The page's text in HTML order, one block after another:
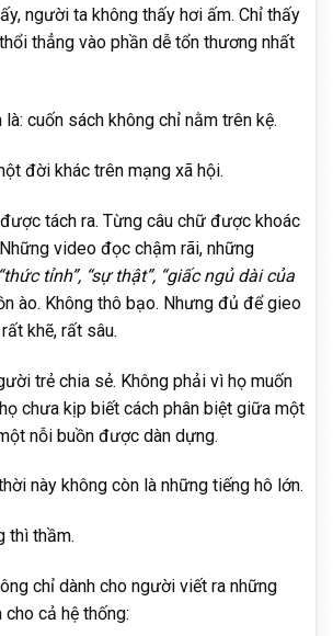
người ta không thấy hơi ấm. Chỉ thấy
thẳng vào phần dễ tổn thương nhất
cuốn sách không chỉ nằm trên kệ.
đời khác trên mạng xã hội.
tách ra. Từng câu chữ được khoác
video đọc chậm rãi, những
“thức tỉnh”, “sự thật”, “giấc ngủ dài của
ào. Không thô bạo. Nhưng đủ để gieo
khẽ, rất sâu.
trẻ chia sẻ. Không phải vì họ muốn
chưa kịp biết cách phân biệt giữa một
nỗi buồn được dàn dựng.
này không còn là những tiếng hô lớn.
thì thầm.
chỉ dành cho người viết ra những
cho cả hệ thống: